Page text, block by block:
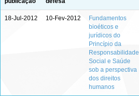
18-Jul-2012 10-Fev-2012
Fundamentos
bioéticos e
jurídicos do
Princípio da
Responsabilidade
Social e Saúde
sob a perspectiva
dos direitos
humanos